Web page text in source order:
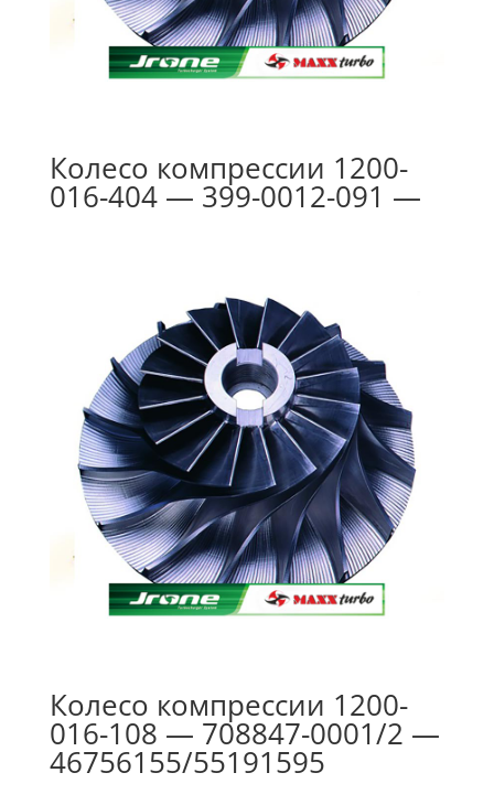
Колесо компрессии 1200-
016-404 — 399-0012-091 —
Колесо компрессии 1200-
016-108 — 708847-0001/2 —
46756155/55191595